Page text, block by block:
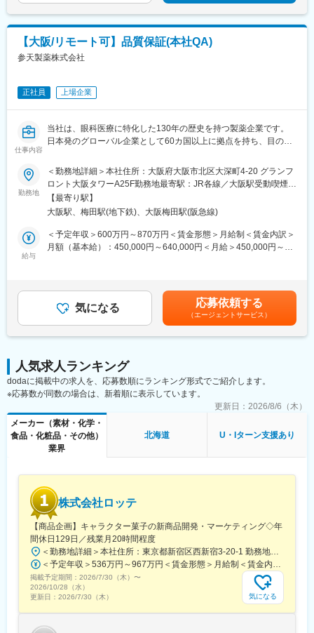
林公園駅、高松駅(香川県)、瓦町駅、高松築港駅、坂出駅、丸亀
駅、偕楽園駅、研究学園駅、牛久駅、水戸駅、取手駅、守谷駅、
つくば駅、土浦駅、工機前駅、日立駅、白山駅(新潟県)、すすきの
駅、北２４条駅、北広島駅、東尾道駅、福山駅、尾道駅、松永
駅、備後赤坂駅、市立体育館前駅、熊本駅、新水前寺駅、上熊本
駅、北品川駅、東日本橋駅、金町駅(東京都)、牛田駅(東京都)、府
八幡駅、大崎広小路駅、有楽町駅、大門駅(東京都)、千川駅、代田
橋駅、新高島駅、川崎駅、新丸子駅、登戸駅、日本大通り駅、高
西中島南方駅、大阪梅田駅(阪急線)、大阪阿部野橋駅、野田阪神
駅、大阪ビジネスパーク駅、本町駅、大阪梅田駅(阪神線)、近鉄日
本橋駅、なんば駅(地下鉄)、高槻市駅、松屋町駅、西長堀駅、岸里
駅、大江橋駅、谷町九丁目駅、宮之阪駅、なにわ橋駅、渡辺橋
駅、伏屋駅、本山駅(愛知県)、名古屋駅、西高蔵駅、丸の内駅(愛
知県)、新豊橋駅、上前津駅、名鉄一宮駅、小田井駅、森下駅(愛知
県)、熱田駅、新豊田駅、中村公園駅、岡山駅前駅、自動車学校前
鹿児島駅前駅、さくら夙川駅、芦屋川駅、久寿川駅、宝塚南口
駅、山陽姫路駅、西代駅、山陽明石駅、ハーバーランド駅、三宮
駅(神戸新交通)、ハーブ園山麓駅、江吉良駅、新羽島駅、名鉄岐阜
ウェイ駅、馬喰横山駅、京成関屋駅、築地市場駅、神田駅(東京
都)、立川南駅、新代田駅、稲荷町駅(東京都)、向原駅(東京都)、蓮
沼駅、銀座駅、水道橋駅、芝公園駅、北参道駅、高島町駅、武蔵
溝ノ口駅、馬車道駅、海老江駅、長堀橋駅、なんば駅(南海線)、Ｊ
Ｒ難波駅、大阪城北詰駅、動物園前駅、大阪駅、谷町四丁目駅、
四ツ橋駅、北天下茶屋駅、北浜駅(大阪府)、名鉄名古屋駅、駅前
駅、栄駅(愛知県)、西一宮駅、ナゴヤドーム前矢田駅、熱田神宮西
駅、西川緑道公園駅、第一通り駅、志井駅(北九州高速鉄道)、西小
芦屋駅(阪神線)、鳴尾・武庫川女子大前駅、駒ケ林駅、高速神戸
駅、神戸三宮駅(阪神)、風の丘中間駅、犬山遊園駅、新千葉駅、今
橋駅、片原町駅(香川県)、資生館小学校前駅、二本木口駅、味噌天
神前駅、県立体育館前駅
老名駅(相模線)、あざみ野駅、本厚木駅、新百合ケ丘駅、相模大野
駅、寺田町駅、新大阪駅、梅田駅(地下鉄)、天王寺駅、野田駅(阪
高槻駅、新今宮駅前駅、北野田駅、西梅田駅、森ノ宮駅、谷町六
丁目駅、新今宮駅、茨木駅、西大橋駅、都島駅、天下茶屋駅、淀
町駅、南方駅(大阪府)、玉造駅、十三駅、住道駅、堺東駅、西九条
駅、長田駅(大阪府)、春田駅、覚王山駅、知立駅、近鉄名古屋駅、
が丘駅(愛知県)、尾張一宮駅、戸田駅(愛知県)、上小田井駅、東岡
崎駅、大曽根駅、神宮前駅、豊田市駅、三郷駅(愛知県)、一社駅、
鳴海駅、池下駅、江南駅(愛知県)、岩塚駅、神領駅、桜山駅、刈谷
駅、西春駅、塩釜口駅、大元駅、岡山駅、中庄駅、東岡山駅、西
駅、八幡駅(静岡県)、企救丘駅、南小倉駅、香春口三萩野駅、折尾
駅、小倉駅(福岡県)、黒崎駅、上鳥羽口駅、京都駅、竹田駅(京都
崎駅、山梨市駅、韮崎駅、酒折駅、東比恵駅、博多駅、西鉄福岡
駅、中洲川端駅、北長岡駅、越後湯沢駅、浦佐駅、燕三条駅、浜
の宮駅、加古川駅、桜島桟橋通駅、鹿児島駅、札幌駅、さっぽろ
駅、旭川四条駅、深川駅、三郷駅(埼玉県)、東新潟駅、新潟駅、亀
海道本線)、甲子園駅、仁川駅、宝塚駅、姫路駅、新長田駅、明石
駅、尼崎駅(東海道本線)、神戸駅(兵庫県)、三ノ宮駅、新神戸駅、
羽島市役所前駅、岐阜羽島駅、岐阜駅、大垣駅、穂積駅、西岐阜
駅、新鵜沼駅、千葉駅、柏駅、松戸駅、市川駅、海浜幕張駅、栗
林公園駅、高松駅(香川県)、瓦町駅、高松築港駅、坂出駅、丸亀
駅、偕楽園駅、研究学園駅、牛久駅、水戸駅、取手駅、守谷駅、
つくば駅、土浦駅、工機前駅、日立駅、白山駅(新潟県)、すすきの
駅、北２４条駅、北広島駅、東尾道駅、福山駅、尾道駅、松永
駅(路面電車)、新越谷駅、北与野駅、上熊谷駅、川越市駅、南新宿
駅、新宿西口駅、神泉駅、東池袋駅、麹町駅、二重橋前駅、秋津
駅、北品川駅、東日本橋駅、金町駅(東京都)、牛田駅(東京都)、府
中本町駅、新橋駅、岩本町駅、西早稲田駅、立川北駅、池ノ上
駅、京成上野駅、大塚駅(東京都)、吉祥寺駅、京急蒲田駅、代々木
八幡駅、大崎広小路駅、有楽町駅、大門駅(東京都)、千川駅、代田
橋駅、新高島駅、川崎駅、新丸子駅、登戸駅、日本大通り駅、高
津駅(神奈川県)、京急鶴見駅、緑町駅、海老名駅(相鉄・小田急)、
西中島南方駅、大阪梅田駅(阪急線)、大阪阿部野橋駅、野田阪神
駅、大阪ビジネスパーク駅、本町駅、大阪梅田駅(阪神線)、近鉄日
本橋駅、なんば駅(地下鉄)、高槻市駅、松屋町駅、西長堀駅、岸里
駅、大江橋駅、谷町九丁目駅、宮之阪駅、なにわ橋駅、渡辺橋
駅、伏屋駅、本山駅(愛知県)、名古屋駅、西高蔵駅、丸の内駅(愛
【大阪/リモート可】品質保証(本社QA)
参天製薬株式会社
正社員 上場企業
仕事内容
当社は、眼科医療に特化した130年の歴史を持つ製薬企業です。
日本発のグローバル企業として60カ国以上に拠点を持ち、目の健
供し、世界中の人々の視覚に関わる社会問題に取り組んでいま
す。本ポジションは、本社QA職として活躍頂きます。
■業務内容：
・配属先は、日本国内で製造販売する医療用/一般用医薬品・健康
補助食品の品質保証体制の維持・管理、および海外輸出入品を扱
う本社品質保証機能（グローバル機能）を担っています。
・当社日本法人における GMP/GDP 品質部門の主導役を務め、
改善し、製造管理及び品質管理の適正運用を確認することで、医
療用/一般用医薬品、健康補助食品および治験薬の品質保証を適切
に行うことを基本使命としています。
テムの構築と維持管理および強固なプロセスの構築・標準化に向
けた改善を行う。
・GQP管理基準および手順に準拠した医薬品品質システム（逸
脱/CAPA、変更管理、文書管理、教育訓練、取決めなど）を構
築、維持、改善する
・製造委託先、供給業者管理の運用および継続的な改善を行う。
・日本・海外規制及び標的市場国規制に適合する新製品の上市活
・ターゲット市場要件に基づく海外輸出入品の品質保証業務の実
務およびサポートを行う。
・他社製造販売業者との販売提携製品の品質協定を遵守するとと
もに適正な品質情報の取扱いを行う。
・GDPガイドラインに準拠した医薬品販売業者への医薬品の市販
後納入、保管、供給業務に関する品質保証業務を行う。
・品質KPIsのモニタリング及び継続的改善の推進、マネジメント
への報告を実施する
勤務地
＜勤務地詳細＞本社住所：大阪府大阪市北区大深町4-20 グランフ
ロント大阪タワーA25F勤務地最寄駅：JR各線／大阪駅受動喫煙対
策：屋内全面禁煙変更の範囲：会社の定める事業所（リモートワ
ーク含む）
【最寄り駅】
大阪駅、梅田駅(地下鉄)、大阪梅田駅(阪急線)
給与
＜予定年収＞600万円～870万円＜賃金形態＞月給制＜賃金内訳＞
月額（基本給）：450,000円～640,000円＜月給＞450,000円～
あり、選考を通じて上下する可能性があります。月給(月額)は固定
手当を含めた表記です。
気になる 応募依頼する
（エージェントサービス）
人気求人ランキング
dodaに掲載中の求人を、応募数順にランキング形式でご紹介します。
※応募数が同数の場合は、新着順に表示しています。
更新日： 2026/8/6（木）
メーカー（素材・化学・
食品・化粧品・その他）
業界
北海道 U・Iターン支援あり
株式会社ロッテ
【商品企画】キャラクター菓子の新商品開発・マーケティング◇年
間休日129日／残業月20時間程度
掲載予定期間： 2026/7/30（木） 〜
2026/10/28（水）
更新日： 2026/7/30（木） 気になる